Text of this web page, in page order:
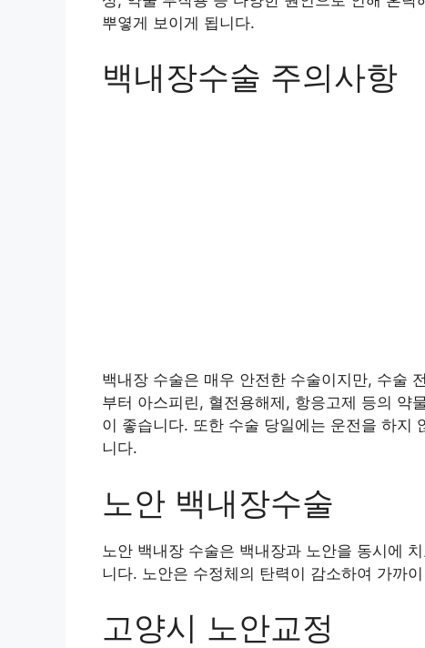
뿌옇게 보이게 됩니다.
백내장수술 주의사항
백내장 수술은 매우 안전한 수술이지만, 수술
부터 아스피린, 혈전용해제, 항응고제 등의 약
이 좋습니다. 또한 수술 당일에는 운전을 하지
니다.
노안 백내장수술
노안 백내장 수술은 백내장과 노안을 동시에
니다. 노안은 수정체의 탄력이 감소하여 가까
고양시 노안교정